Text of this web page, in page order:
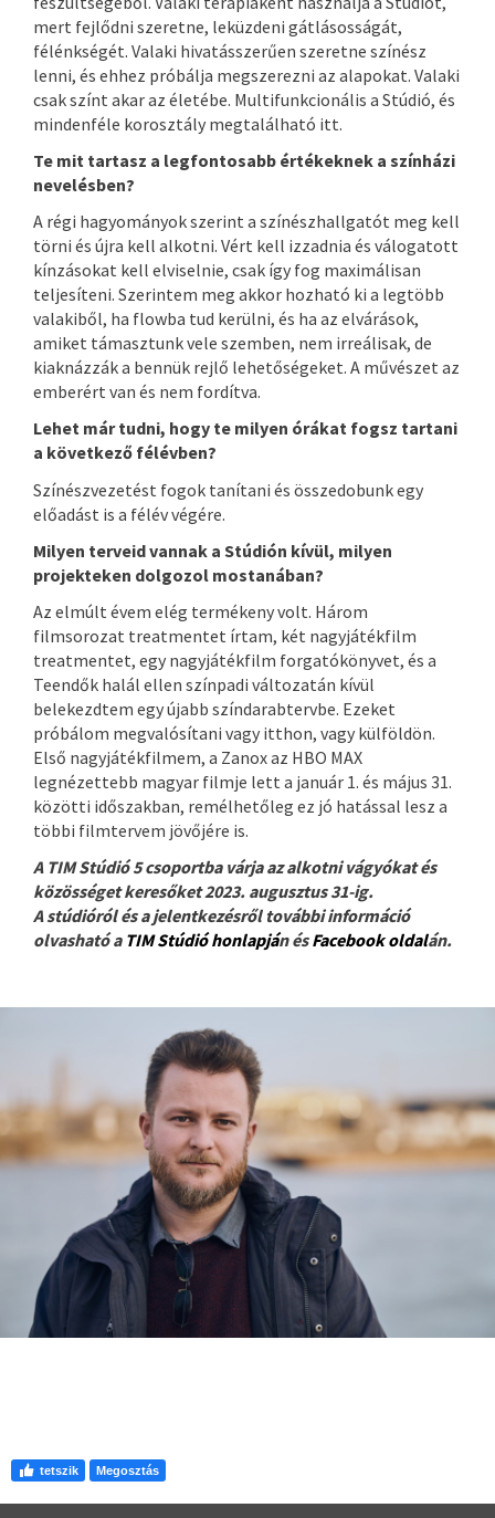
mert fejlődni szeretne, leküzdeni gátlásosságát,
félénkségét. Valaki hivatásszerűen szeretne színész
lenni, és ehhez próbálja megszerezni az alapokat. Valaki
csak színt akar az életébe. Multifunkcionális a Stúdió, és
mindenféle korosztály megtalálható itt.
Te mit tartasz a legfontosabb értékeknek a színházi
nevelésben?
A régi hagyományok szerint a színészhallgatót meg kell
törni és újra kell alkotni. Vért kell izzadnia és válogatott
kínzásokat kell elviselnie, csak így fog maximálisan
teljesíteni. Szerintem meg akkor hozható ki a legtöbb
valakiből, ha flowba tud kerülni, és ha az elvárások,
amiket támasztunk vele szemben, nem irreálisak, de
kiaknázzák a bennük rejlő lehetőségeket. A művészet az
emberért van és nem fordítva.
Lehet már tudni, hogy te milyen órákat fogsz tartani
a következő félévben?
Színészvezetést fogok tanítani és összedobunk egy
előadást is a félév végére.
Milyen terveid vannak a Stúdión kívül, milyen
projekteken dolgozol mostanában?
Az elmúlt évem elég termékeny volt. Három
filmsorozat treatmentet írtam, két nagyjátékfilm
treatmentet, egy nagyjátékfilm forgatókönyvet, és a
Teendők halál ellen színpadi változatán kívül
belekezdtem egy újabb színdarabtervbe. Ezeket
próbálom megvalósítani vagy itthon, vagy külföldön.
Első nagyjátékfilmem, a Zanox az HBO MAX
legnézettebb magyar filmje lett a január 1. és május 31.
közötti időszakban, remélhetőleg ez jó hatással lesz a
többi filmtervem jövőjére is.
A TIM Stúdió 5 csoportba várja az alkotni vágyókat és
közösséget keresőket 2023. augusztus 31-ig.
A stúdióról és a jelentkezésről további információ
olvasható a TIM Stúdió honlapján ésFacebook oldalán.
tetszik Megosztás